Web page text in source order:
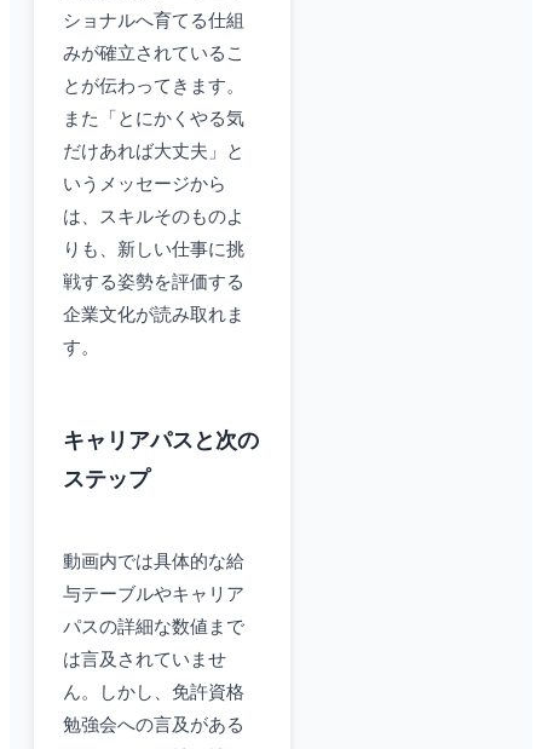
ショナルへ育てる仕組
みが確立されているこ
とが伝わってきます。
また「とにかくやる気
だけあれば大丈夫」と
いうメッセージから
は、スキルそのものよ
りも、新しい仕事に挑
戦する姿勢を評価する
企業文化が読み取れま
す。
キャリアパスと次の
ステップ
動画内では具体的な給
与テーブルやキャリア
パスの詳細な数値まで
は言及されていませ
ん。しかし、免許資格
勉強会への言及がある